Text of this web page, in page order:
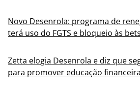
Novo Desenrola: programa de
terá uso do FGTS e bloqueio às
Zetta elogia Desenrola e diz que
para promover educação financeira